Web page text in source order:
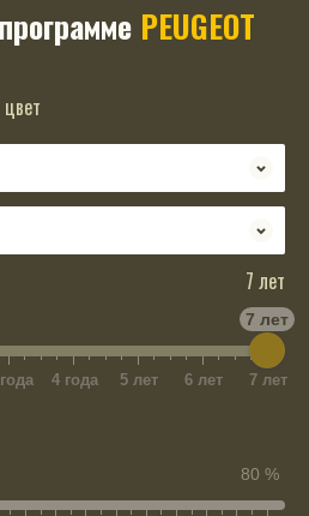
PEUGEOT
7 лет
7 лет
4 года 5 лет 6 лет 7 лет
80 %